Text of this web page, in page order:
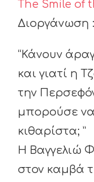
The Smile of
Διοργάνωση :
“Κάνουν
και γιατί η
την
μπορούσε να
κιθαρίστα; ”
Η Βαγγελιώ
στον καμβά